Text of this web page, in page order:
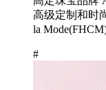
高级定制和时
la
#